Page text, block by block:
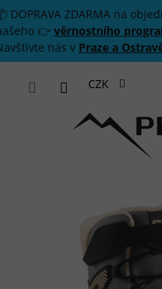
Přejít na obsah
DOPRAVA ZDARMA na
👉 věrnostního
nás v Praze a
CZK